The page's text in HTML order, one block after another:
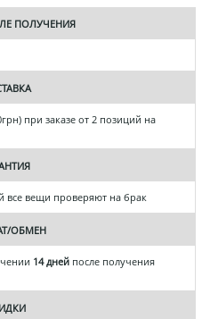
ПОЛУЧЕНИЯ
при заказе от 2 позиций на
все вещи проверяют на брак
ОБМЕН
14 дней после получения